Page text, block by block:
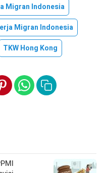
Migran Indonesia
Migran Indonesia
TKW Hong Kong